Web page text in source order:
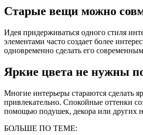
Старые вещи можно
Идея придерживаться одного стиля
элементами часто создает более
одновременно сделать его
Яркие цвета не нужны
Многие интерьеры стараются сделать
привлекательно. Спокойные оттенки
помощью подушек, декора или других
БОЛЬШЕ ПО ТЕМЕ: